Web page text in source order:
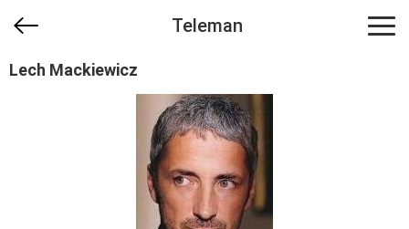
Teleman
Lech Mackiewicz